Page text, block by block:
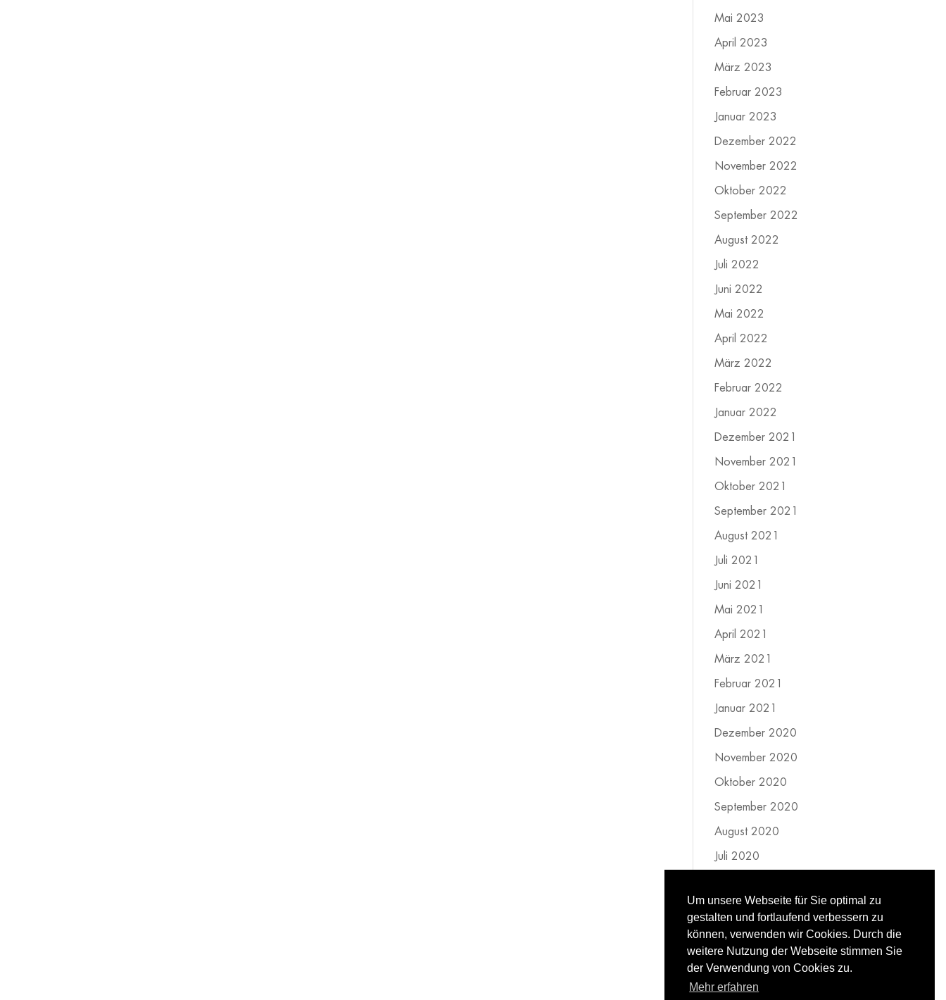
Mai 2023
April 2023
März 2023
Februar 2023
Januar 2023
Dezember 2022
November 2022
Oktober 2022
September 2022
August 2022
Juli 2022
Juni 2022
Mai 2022
April 2022
März 2022
Februar 2022
Januar 2022
Dezember 2021
November 2021
Oktober 2021
September 2021
August 2021
Juli 2021
Juni 2021
Mai 2021
April 2021
März 2021
Februar 2021
Januar 2021
Dezember 2020
November 2020
Oktober 2020
September 2020
August 2020
Juli 2020
Mai 2020
April 2020
März 2020
Um unsere Webseite für Sie optimal zu
gestalten und fortlaufend verbessern zu
können, verwenden wir Cookies. Durch die
weitere Nutzung der Webseite stimmen Sie
der Verwendung von Cookies zu.
Mehr erfahren